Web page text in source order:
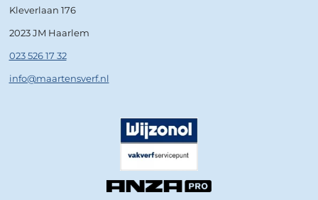
Kleverlaan 176
2023 JM Haarlem
023 526 17 32
info@maartensverf.nl